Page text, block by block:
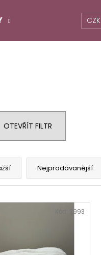
CZK
OTEVŘÍT FILTR
Nejprodávanější
2993
BBGLOW